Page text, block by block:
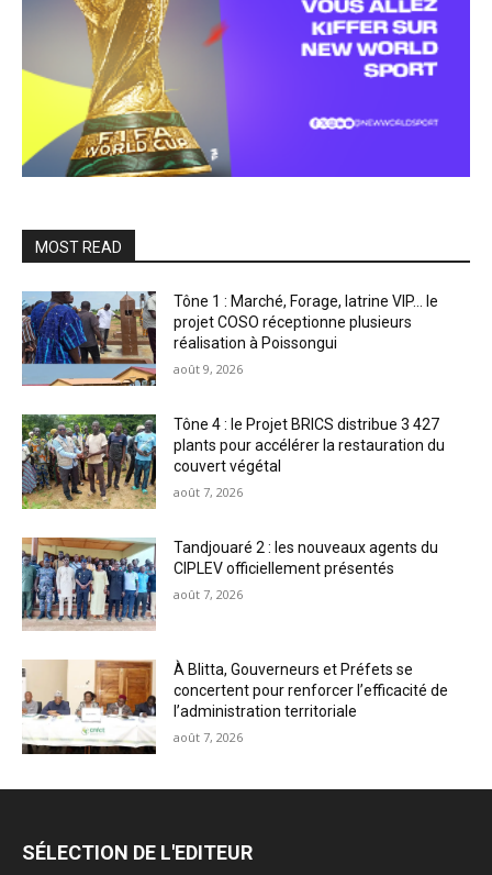
MOST READ
Tône 1 : Marché, Forage, latrine VIP… le
projet COSO réceptionne plusieurs
réalisation à Poissongui
août 9, 2026
Tône 4 : le Projet BRICS distribue 3 427
plants pour accélérer la restauration du
couvert végétal
août 7, 2026
Tandjouaré 2 : les nouveaux agents du
CIPLEV officiellement présentés
août 7, 2026
À Blitta, Gouverneurs et Préfets se
concertent pour renforcer l’efficacité de
l’administration territoriale
août 7, 2026
SÉLECTION DE L'EDITEUR